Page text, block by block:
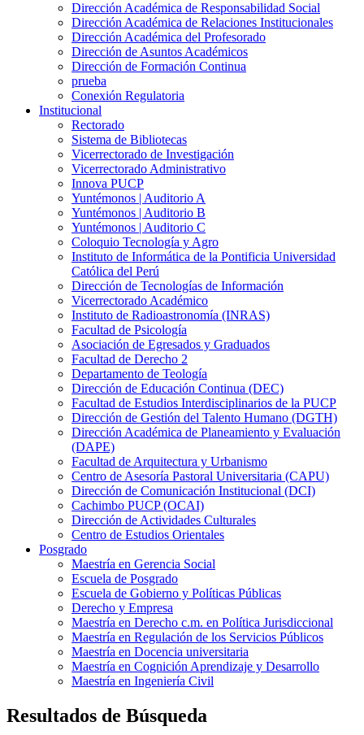
Dirección Académica de Responsabilidad Social
Dirección Académica de Relaciones Institucionales
Dirección Académica del Profesorado
Dirección de Asuntos Académicos
Dirección de Formación Continua
prueba
Conexión Regulatoria
Institucional
Rectorado
Sistema de Bibliotecas
Vicerrectorado de Investigación
Vicerrectorado Administrativo
Innova PUCP
Yuntémonos | Auditorio A
Yuntémonos | Auditorio B
Yuntémonos | Auditorio C
Coloquio Tecnología y Agro
Instituto de Informática de la Pontificia Universidad
Católica del Perú
Dirección de Tecnologías de Información
Vicerrectorado Académico
Instituto de Radioastronomía (INRAS)
Facultad de Psicología
Asociación de Egresados y Graduados
Facultad de Derecho 2
Departamento de Teología
Dirección de Educación Continua (DEC)
Facultad de Estudios Interdisciplinarios de la PUCP
Dirección de Gestión del Talento Humano (DGTH)
Dirección Académica de Planeamiento y Evaluación
(DAPE)
Facultad de Arquitectura y Urbanismo
Centro de Asesoría Pastoral Universitaria (CAPU)
Dirección de Comunicación Institucional (DCI)
Cachimbo PUCP (OCAI)
Dirección de Actividades Culturales
Centro de Estudios Orientales
Posgrado
Maestría en Gerencia Social
Escuela de Posgrado
Escuela de Gobierno y Políticas Públicas
Derecho y Empresa
Maestría en Derecho c.m. en Política Jurisdiccional
Maestría en Regulación de los Servicios Públicos
Maestría en Docencia universitaria
Maestría en Cognición Aprendizaje y Desarrollo
Maestría en Ingeniería Civil
Resultados de Búsqueda